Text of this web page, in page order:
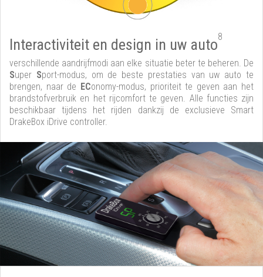
Interactiviteit en design in uw auto8
verschillende aandrijfmodi aan elke situatie beter te beheren. De
Super Sport-modus, om de beste prestaties van uw auto te
brengen, naar de EConomy-modus, prioriteit te geven aan het
brandstofverbruik en het rijcomfort te geven. Alle functies zijn
beschikbaar tijdens het rijden dankzij de exclusieve Smart
DrakeBox iDrive controller.